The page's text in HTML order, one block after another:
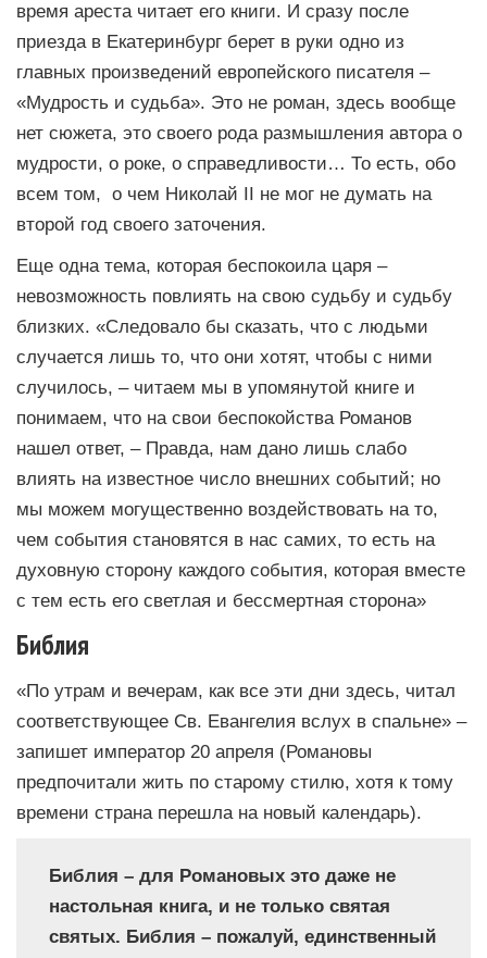
время ареста читает его книги. И сразу после
приезда в Екатеринбург берет в руки одно из
главных произведений европейского писателя –
«Мудрость и судьба». Это не роман, здесь вообще
нет сюжета, это своего рода размышления автора о
мудрости, о роке, о справедливости… То есть, обо
всем том, о чем Николай II не мог не думать на
второй год своего заточения.
Еще одна тема, которая беспокоила царя –
невозможность повлиять на свою судьбу и судьбу
близких. «Следовало бы сказать, что с людьми
случается лишь то, что они хотят, чтобы с ними
случилось, – читаем мы в упомянутой книге и
понимаем, что на свои беспокойства Романов
нашел ответ, – Правда, нам дано лишь слабо
влиять на известное число внешних событий; но
мы можем могущественно воздействовать на то,
чем события становятся в нас самих, то есть на
духовную сторону каждого события, которая вместе
с тем есть его светлая и бессмертная сторона»
Библия
«По утрам и вечерам, как все эти дни здесь, читал
соответствующее Св. Евангелия вслух в спальне» –
запишет император 20 апреля (Романовы
предпочитали жить по старому стилю, хотя к тому
времени страна перешла на новый календарь).
Библия – для Романовых это даже не
настольная книга, и не только святая
святых. Библия – пожалуй, единственный